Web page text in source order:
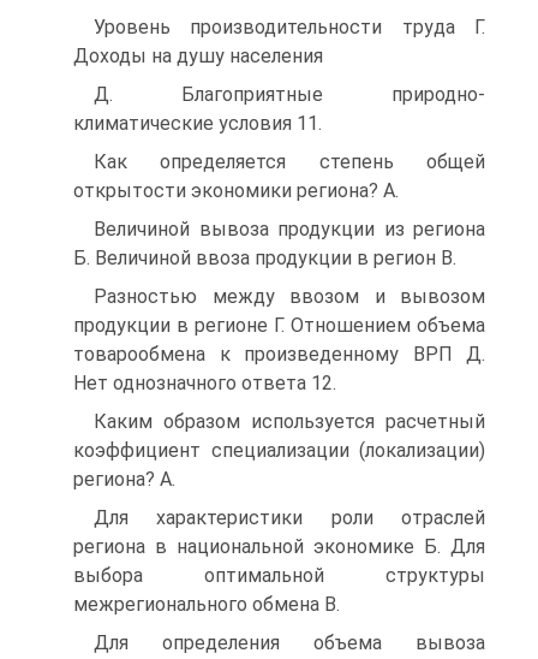
Уровень производительности труда Г.
Доходы на душу населения
Д. Благоприятные природно-
климатические условия 11.
Как определяется степень общей
открытости экономики региона? A.
Величиной вывоза продукции из региона
Б. Величиной ввоза продукции в регион B.
Разностью между ввозом и вывозом
продукции в регионе Г. Отношением объема
товарообмена к произведенному ВРП Д.
Нет однозначного ответа 12.
Каким образом используется расчетный
коэффициент специализации (локализации)
региона? A.
Для характеристики роли отраслей
региона в национальной экономике Б. Для
выбора оптимальной структуры
межрегионального обмена B.
Для определения объема вывоза